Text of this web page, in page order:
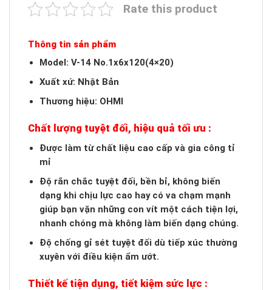
Rate this product
Thông tin sản phẩm
Model: V-14 No.1x6x120(4×20)
Xuất xứ: Nhật Bản
Thương hiệu: OHMI
Chất lượng tuyệt đối, hiệu quả tối ưu :
Được làm từ chất liệu cao cấp và gia công tỉ
mỉ
Độ rắn chắc tuyệt đối, bền bỉ, không biến
dạng khi chịu lực cao hay có va chạm mạnh
giúp bạn vặn những con vít một cách tiện lợi,
nhanh chóng mà không làm biến dạng chúng.
Độ chống gỉ sét tuyệt đối dù tiếp xúc thường
xuyên với điều kiện ẩm ướt.
Thiết kế tiện dụng, tiết kiệm sức lực :